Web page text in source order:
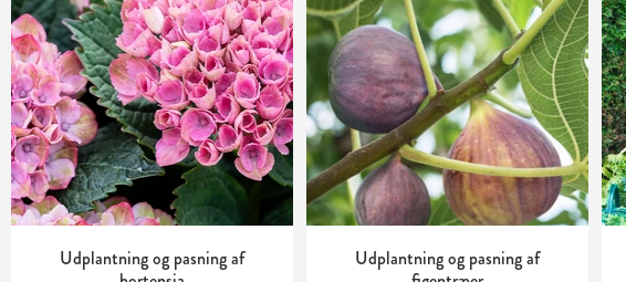
Udplantning og pasning af
Udplantning og pasning af